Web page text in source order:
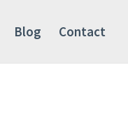
Blog Contact